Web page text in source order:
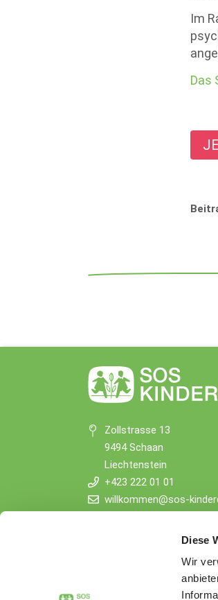
Diese
Wir
Im
Das
Zollstrasse 13
9494 Schaan
Liechtenstein
+423 222 01 01
willkommen@sos-
IBAN CHF: LI53 0880
IBAN EUR: LI26 0880